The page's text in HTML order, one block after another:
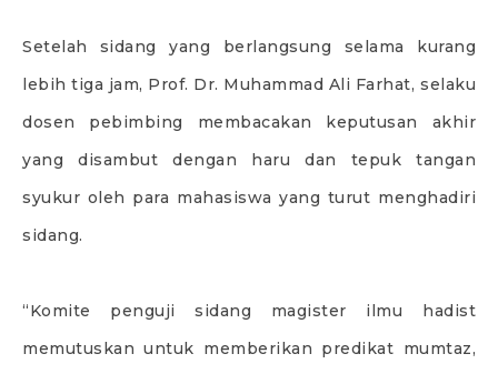
Setelah sidang yang berlangsung selama kurang
lebih tiga jam, Prof. Dr. Muhammad Ali Farhat, selaku
dosen pebimbing membacakan keputusan akhir
yang disambut dengan haru dan tepuk tangan
syukur oleh para mahasiswa yang turut menghadiri
sidang.
“Komite penguji sidang magister ilmu hadist
memutuskan untuk memberikan predikat mumtaz,